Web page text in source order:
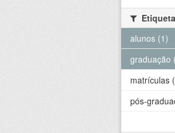
alunos (1)
graduação
matrículas
pós-